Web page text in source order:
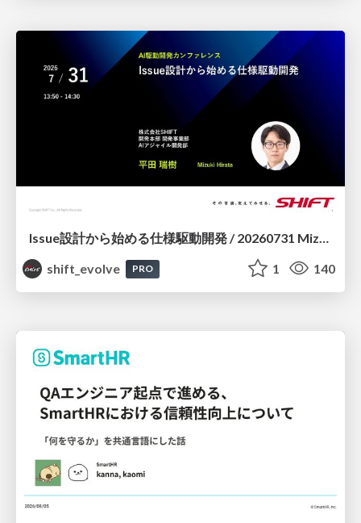
shift_evolve
PRO 1 140